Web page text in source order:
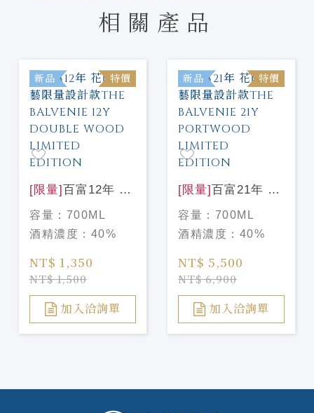
相關產品
新品 特價
[限量] 百富12年 花
時心藝限量設計款
THE BALVENIE
12Y DOUBLE
WOOD LIMITED
EDITION
容量： 700ML
酒精濃度： 40%
NT$ 1,350
NT$ 1,500
加入洽詢單
新品 特價
[限量] 百富21年 花
時心藝限量設計款
THE BALVENIE
21Y PORTWOOD
LIMITED
EDITION
容量： 700ML
酒精濃度： 40%
NT$ 5,500
NT$ 6,900
加入洽詢單